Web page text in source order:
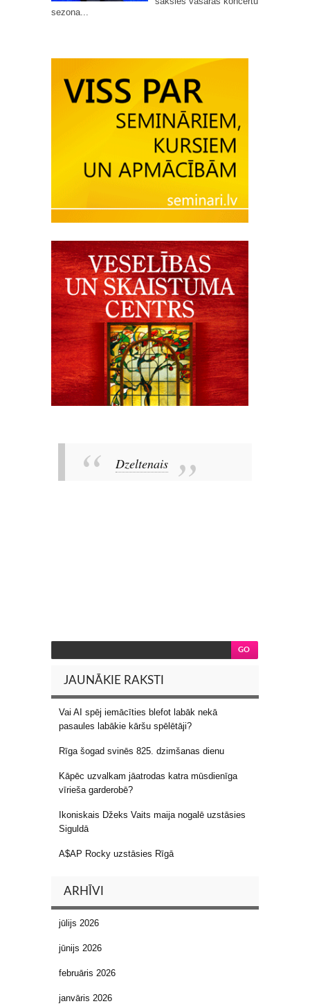
sezona...
Dzeltenais
JAUNĀKIE RAKSTI
Vai AI spēj iemācīties blefot labāk nekā
pasaules labākie kāršu spēlētāji?
Rīga šogad svinēs 825. dzimšanas dienu
Kāpēc uzvalkam jāatrodas katra mūsdienīga
vīrieša garderobē?
Ikoniskais Džeks Vaits maija nogalē uzstāsies
Siguldā
A$AP Rocky uzstāsies Rīgā
ARHĪVI
jūlijs 2026
jūnijs 2026
februāris 2026
janvāris 2026